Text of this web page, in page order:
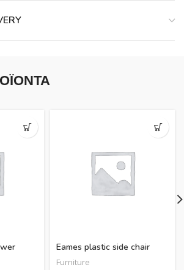
Eames plastic side chair
Furniture